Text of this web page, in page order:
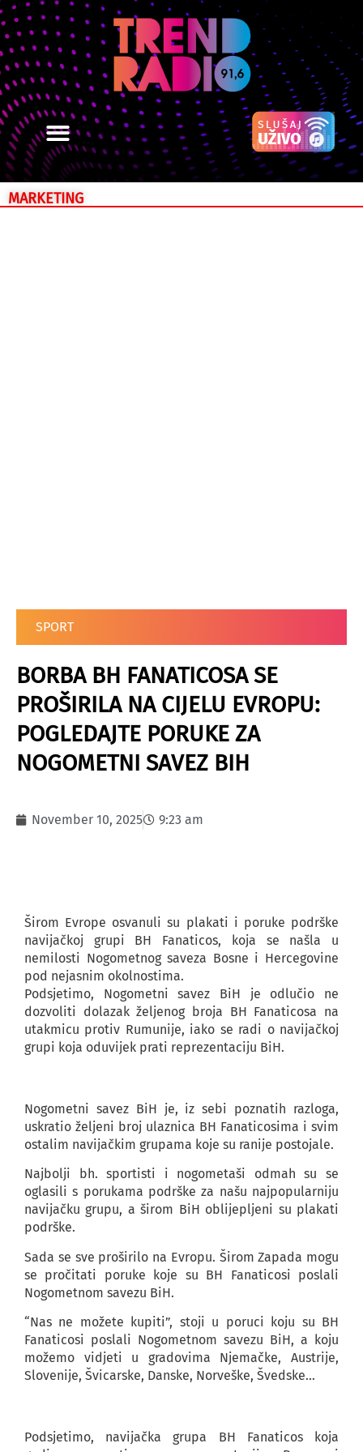
MARKETING
SPORT
BORBA BH FANATICOSA SE
PROŠIRILA NA CIJELU EVROPU:
POGLEDAJTE PORUKE ZA
NOGOMETNI SAVEZ BIH
November 10, 2025 9:23 am
Širom Evrope osvanuli su plakati i poruke podrške
navijačkoj grupi BH Fanaticos, koja se našla u
nemilosti Nogometnog saveza Bosne i Hercegovine
pod nejasnim okolnostima.
Podsjetimo, Nogometni savez BiH je odlučio ne
dozvoliti dolazak željenog broja BH Fanaticosa na
utakmicu protiv Rumunije, iako se radi o navijačkoj
grupi koja oduvijek prati reprezentaciju BiH.
Nogometni savez BiH je, iz sebi poznatih razloga,
uskratio željeni broj ulaznica BH Fanaticosima i svim
ostalim navijačkim grupama koje su ranije postojale.
Najbolji bh. sportisti i nogometaši odmah su se
oglasili s porukama podrške za našu najpopularniju
navijačku grupu, a širom BiH oblijepljeni su plakati
podrške.
Sada se sve proširilo na Evropu. Širom Zapada mogu
se pročitati poruke koje su BH Fanaticosi poslali
Nogometnom savezu BiH.
“Nas ne možete kupiti”, stoji u poruci koju su BH
Fanaticosi poslali Nogometnom savezu BiH, a koju
možemo vidjeti u gradovima Njemačke, Austrije,
Slovenije, Švicarske, Danske, Norveške, Švedske…
Podsjetimo, navijačka grupa BH Fanaticos koja